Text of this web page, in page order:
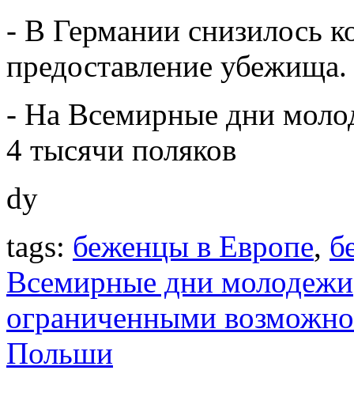
- В Германии снизилось
предоставление убежища.
- На Всемирные дни
4 тысячи поляков
dy
tags: беженцы в Европе,
Всемирные дни молодежи
ограниченными
Польши